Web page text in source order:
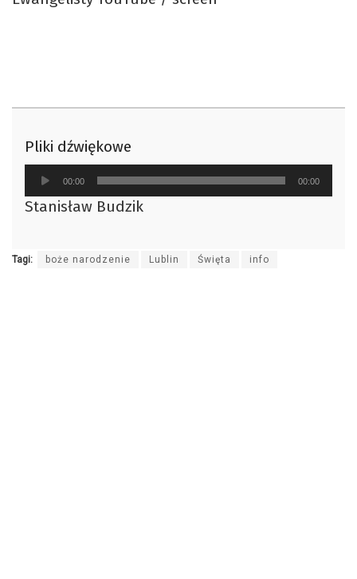
Pliki dźwiękowe
Odtwarzacz
plików
dźwiękowych
00:00 00:00
Stanisław Budzik
Tagi: boże narodzenie Lublin Święta info